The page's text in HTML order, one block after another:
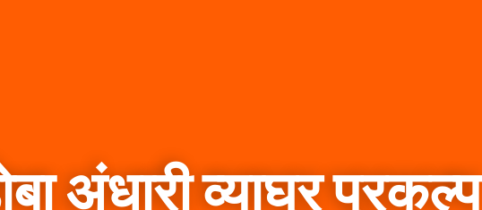
अंधारी व्याघ्र प्रकल्प